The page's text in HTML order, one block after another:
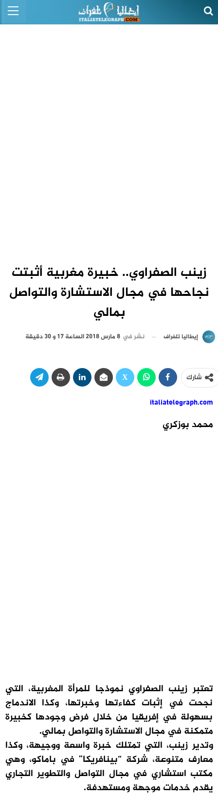
زينب الصفراوي.. خبيرة مغربية أثبتت
نجاحها في مجال الاستشارة والتواصل
بمالي
إيطاليا تلغراف نشر في 8 مارس 2018 الساعة 17 و 30 دقيقة
شارك
italiatelegraph.com
محمد بوزكري
تعتبر زينب الصفراوي نموذجا للمرأة المغربية، التي
نجحت في إثبات كفاءتها وخبرتها، وكذا الاندماج
بسهولة في إفريقيا من خلال فرض وجودها كخبيرة
متمكنة في مجال الاستشارة والتواصل بمالي.
وتدير زينب، التي تمتلك خبرة واسعة ووجيهة، وكذا
معارف متنوعة، شركة “بينافريكا” في باماكو، وهي
مكتب استشاري في مجال التواصل والتطوير التجاري
يقدم خدمات موجهة ومستهدفة.